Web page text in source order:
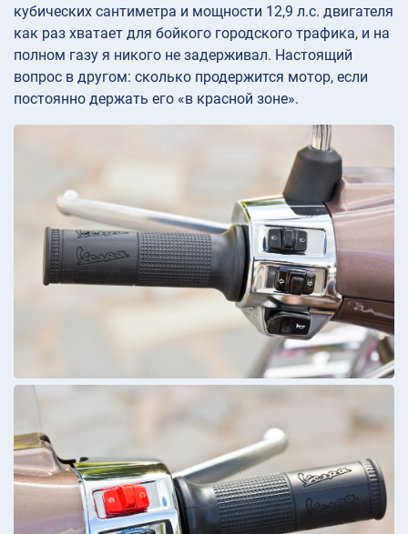
кубических сантиметра и мощности 12,9 л.с. двигателя
как раз хватает для бойкого городского трафика, и на
полном газу я никого не задерживал. Настоящий
вопрос в другом: сколько продержится мотор, если
постоянно держать его «в красной зоне».